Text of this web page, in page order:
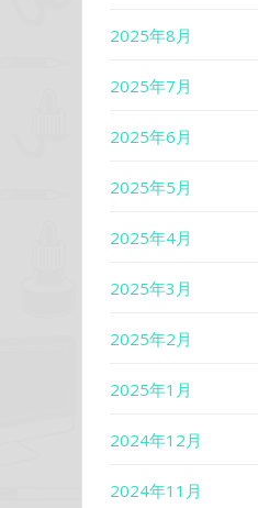
2025年8月
2025年7月
2025年6月
2025年5月
2025年4月
2025年3月
2025年2月
2025年1月
2024年12月
2024年11月